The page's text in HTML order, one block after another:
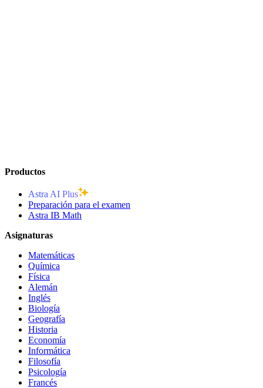
Productos
Astra AI Plus
Preparación para el examen
Astra IB Math
Asignaturas
Matemáticas
Química
Física
Alemán
Inglés
Biología
Geografía
Historia
Economía
Informática
Filosofía
Psicología
Francés